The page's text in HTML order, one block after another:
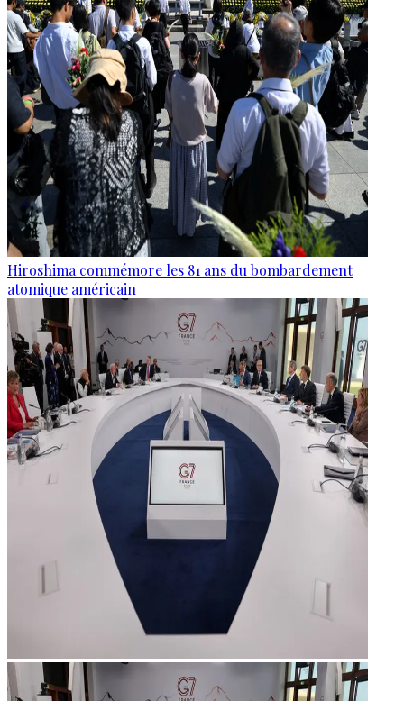
Hiroshima commémore les 81 ans du bombardement
atomique américain